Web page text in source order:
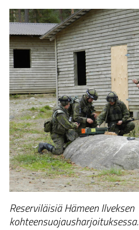
Reserviläisiä Hämeen Ilveksen
kohteensuojausharjoituksessa.